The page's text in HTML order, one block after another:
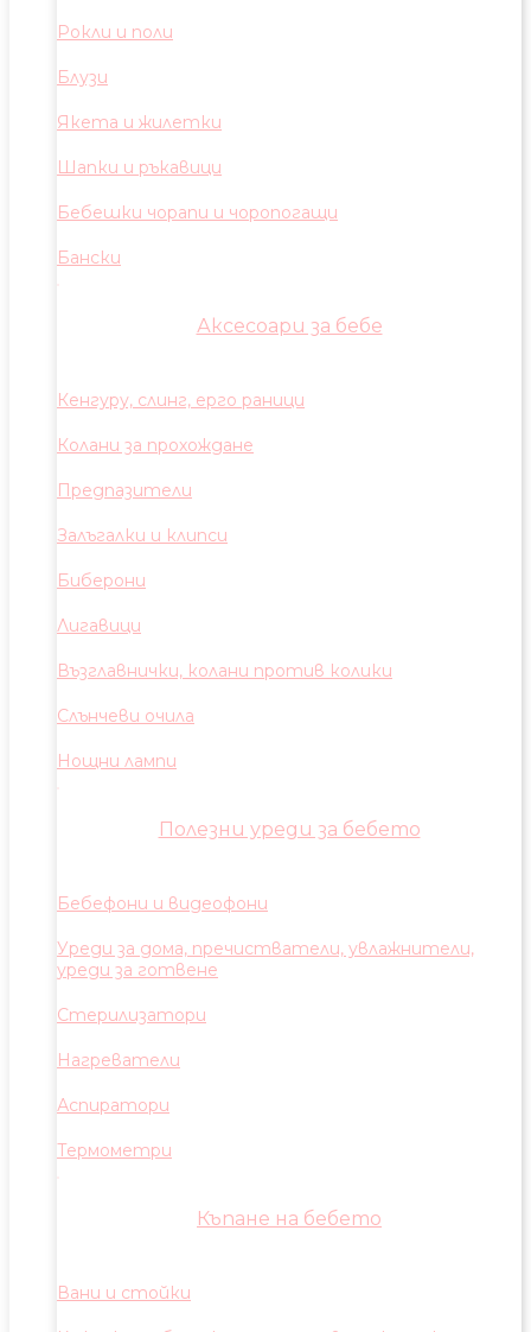
Рокли и поли
Блузи
Якета и жилетки
Шапки и ръкавици
Бебешки чорапи и чоропогащи
Бански
Аксесоари за бебе
Кенгуру, слинг, ерго раници
Колани за прохождане
Предпазители
Залъгалки и клипси
Биберони
Лигавици
Възглавнички, колани против колики
Слънчеви очила
Нощни лампи
Полезни уреди за бебето
Бебефони и видеофони
Уреди за дома, пречистватели, увлажнители,
уреди за готвене
Стерилизатори
Нагреватели
Аспиратори
Термометри
Къпане на бебето
Вани и стойки